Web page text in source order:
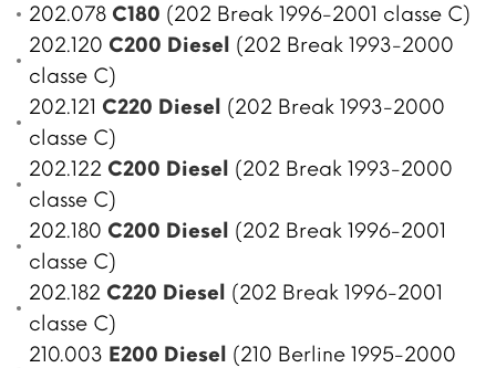
202.078 C180 (202 Break 1996-2001 classe C)
202.120 C200 Diesel (202 Break 1993-2000
classe C)
202.121 C220 Diesel (202 Break 1993-2000
classe C)
202.122 C200 Diesel (202 Break 1993-2000
classe C)
202.180 C200 Diesel (202 Break 1996-2001
classe C)
202.182 C220 Diesel (202 Break 1996-2001
classe C)
210.003 E200 Diesel (210 Berline 1995-2000